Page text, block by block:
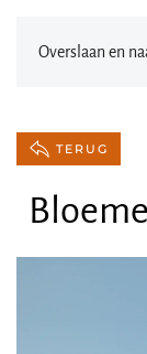
Overslaan en
TERUG